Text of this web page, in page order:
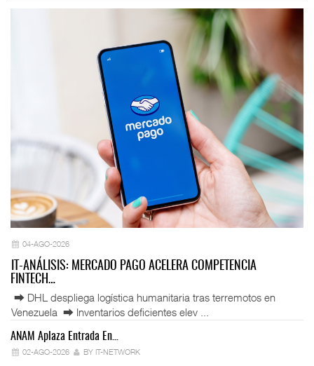
04-AGO-2026
IT-ANÁLISIS: MERCADO PAGO ACELERA COMPETENCIA
FINTECH…
⮕ DHL despliega logística humanitaria tras terremotos en
Venezuela ⮕ Inventarios deficientes elev ...
ANAM Aplaza Entrada En…
02-AGO-2026 BY IT-NETWORK